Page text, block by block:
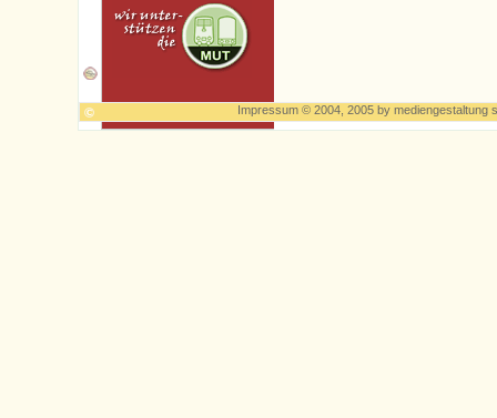
Impressum © 2004, 2005 by mediengestaltung